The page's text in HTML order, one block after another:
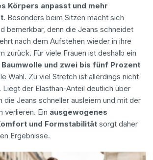
Körpers anpasst und mehr
. Besonders beim Sitzen macht sich
bemerkbar, denn die Jeans schneidet
nach dem Aufstehen wieder in ihre
zurück. Für viele Frauen ist deshalb ein
und zwei bis fünf Prozent
Wahl. Zu viel Stretch ist allerdings nicht
Liegt der Elasthan-Anteil deutlich über
die Jeans schneller ausleiern und mit der
verlieren. Ein ausgewogenes
und Formstabilität sorgt daher
Ergebnisse.